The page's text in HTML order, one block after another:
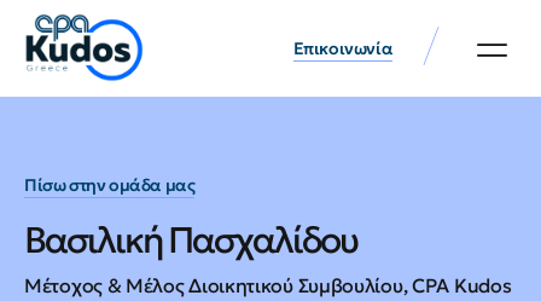
Επικοινωνία
Πίσω στην ομάδα μας
Βασιλική Πασχαλίδου
Μέτοχος & Μέλος Διοικητικού Συμβουλίου, CPA Kudos